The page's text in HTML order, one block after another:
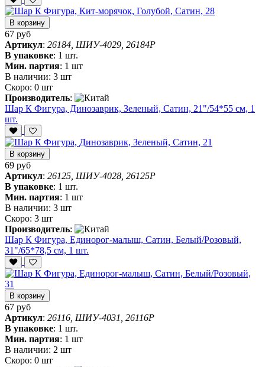
В корзину
67 руб
Артикул: 26184, ШИУ-4029, 26184P
В упаковке: 1 шт.
Мин. партия: 1 шт
В наличии: 3 шт
Скоро: 0 шт
Производитель:
Шар К Фигура, Динозаврик, Зеленый, Сатин, 21"/54*55 см, 1
шт.
В корзину
69 руб
Артикул: 26125, ШИУ-4028, 26125P
В упаковке: 1 шт.
Мин. партия: 1 шт
В наличии: 3 шт
Скоро: 3 шт
Производитель:
Шар К Фигура, Единорог-малыш, Сатин, Белый/Розовый,
31"/65*78,5 см, 1 шт.
В корзину
67 руб
Артикул: 26116, ШИУ-4031, 26116P
В упаковке: 1 шт.
Мин. партия: 1 шт
В наличии: 2 шт
Скоро: 0 шт